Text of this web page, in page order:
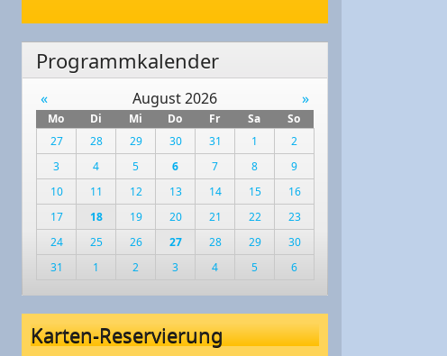
Programmkalender
« August 2026 »
Mo Di Mi Do Fr Sa
So
27
28 29 30 31 1
2
3
4 5 6 7 8
9
10
11 12 13 14 15
16
17
18 19 20 21 22
23
24
25 26 27 28 29
30
31
1 2 3 4 5 6
Karten-Reservierung